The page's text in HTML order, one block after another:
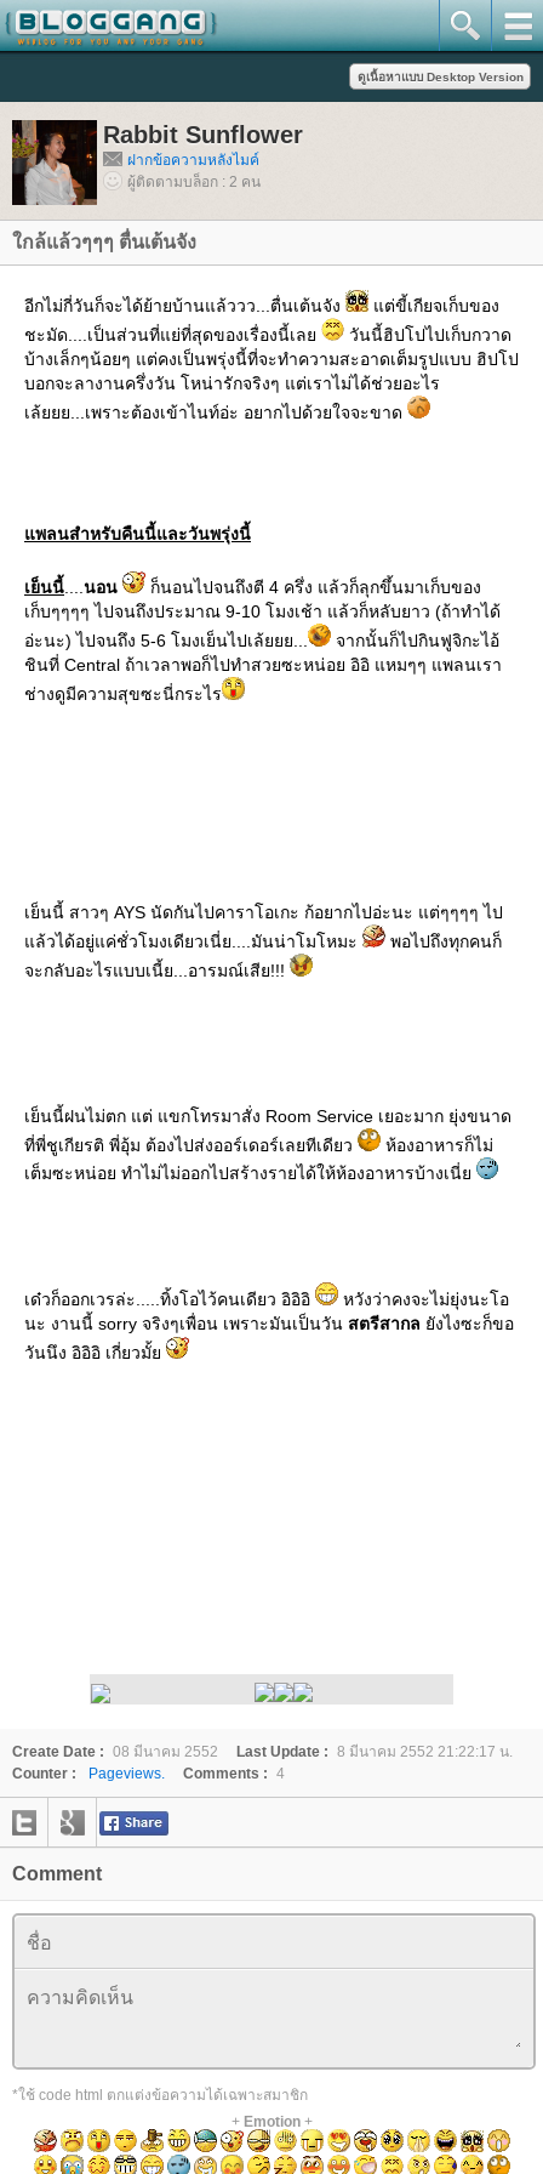
Rabbit Sunflower
ฝากข้อความหลังไมค์
ผู้ติดตามบล็อก : 2 คน
กล้แล้วๆๆๆ ตื่นเต้นจัง
อีกไม่กี่วันก็จะได้ย้ายบ้านแล้ววว...ตื่นเต้นจัง
ต่ขี้เกียจเก็บของ
ชะมัด....เป็นส่วนที่แย่ที่สุดของเรื่องนี้เล
วันนี้ฮิปโปไปเก็บกวาด
บ้างเล็กๆน้อยๆ แต่คงเป็นพรุ่งนี้ที่จะทำความสะอาดเต็มรูปแบบ ฮิปโป
บอกจะลางานครึ่งวัน โหน่ารักจริงๆ แต่เราไม่ได้ช่วยอะไร
เล้ยยย...เพราะต้องเข้าไนท์อ่ะ อยากไปด้วยใจจะขาด
พลนสำหรับคืนนี้และวันพรุ่งนี้
เย็นนี้ นอน
ก็นอนไปจนถึงตี 4 ครึ่ง แล้วก็ลุกขึ้นมาเก็บของ
เก็บๆๆๆๆ ไปจนถึงประมาณ 9-10 โมงเช้า แล้วก็หลับยาว (ถ้าทำได้
อ่ะนะ) ไปจนถึง 5-6 โมงเย็นไปเล้ยยย...
จากนั้นก็ไปกินฟูจิกะไอ้
ชินที่ Central ถ้าเวลาพอก็ไปทำสวยซะหน่อย อิอิ แหมๆๆ แพลนเรา
ช่างดูมีความสุขซะนี่กระไร
เย็นนี้ สาวๆ AYS นัดกันไปคาราโอเกะ ก้อยากไปอ่ะนะ แต่ๆๆๆๆ ไป
ล้วได้อยู่แค่ชั่วโมงเดียวเนี่ย....มันน่าโมโหมะ
พอไปถึงทุกคนก็
จะกลับอะไรแบบเนี้ย...อารมณ์เสีย!!!
เย็นนี้ฝนไม่ตก แต่ แขกโทรมาสั่ง Room Service เยอะมาก ยุ่งขนาด
ที่พี่ชูเกียรติ พี่อุ้ม ต้องไปส่งออร์เดอร์เลยทีเดียว
ห้องอาหารก็ไม่
เต็มซะหน่อย ทำไม่ไม่ออกไปสร้างรายได้ให้ห้องอาหารบ้างเนี่
เด๋วก็ออกเวรล่ะ.....ทิ้งโอไว้คนเดียว อิอิอิ
หวังว่าคงจะไม่ยุ่งนะโอ
นะ งานนี้ sorry จริงๆเพื่อน เพราะมันเป็นวัน สตรีสากล ังไงซะก็ขอ
วันนึง อิอิอิ เกี่ยวมั้
Create Date : 08 มีนาคม 2552 Last Update : 8 มีนาคม 2552 21:22:17 น.
Counter :
Pageviews. Comments : 4
Comment
*ใช้ code html ตกแต่งข้อความได้เฉพาะสมาชิก
+ Emotion+